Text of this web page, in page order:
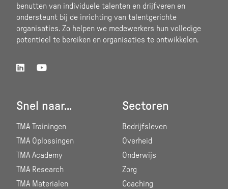
benutten van individuele talenten en drijfveren en
ondersteunt bij de inrichting van talentgerichte
organisaties. Zo helpen we medewerkers hun volledige
potentieel te bereiken en organisaties te ontwikkelen.
Snel naar...
TMA Trainingen
TMA Oplossingen
TMA Academy
TMA Research
TMA Materialen
Sectoren
Bedrijfsleven
Overheid
Onderwijs
Zorg
Coaching